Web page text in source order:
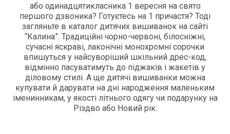
або одинадцятикласника 1 вересня на свято
першого дзвоника? Готуєтесь на 1 причастя? Тоді
загляньте в каталог дитячих вишиванок на сайті
“Калина”. Традиційні чорно-червоні, білосніжні,
сучасні яскраві, лаконічні монохромні сорочки
впишуться у найсуворіший шкільний дрес-код,
відмінно пасуватимуть до піджаків і жакетів у
діловому стилі. А ще дитячі вишиванки можна
купувати й дарувати на дні народження маленьким
іменинникам, у якості літнього одягу чи подарунку на
Різдво або Новий рік.